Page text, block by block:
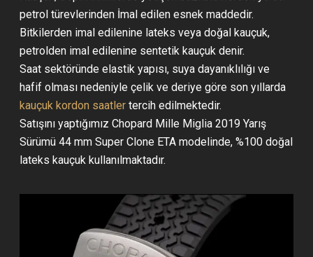
petrol türevlerinden İmal edilen esnek maddedir.
Bitkilerden imal edilenine lateks veya doğal kauçuk,
petrolden imal edilenine sentetik kauçuk denir.
Saat sektöründe elastik yapısı, suya dayanıklılığı ve
hafif olması nedeniyle çelik ve deriye göre son yıllarda
kauçuk kordon saatler tercih edilmektedir.
Satışını yaptığımız Chopard Mille Miglia 2019 Yarış
Sürümü 44 mm Super Clone ETA modelinde, %100 doğal
lateks kauçuk kullanılmaktadır.